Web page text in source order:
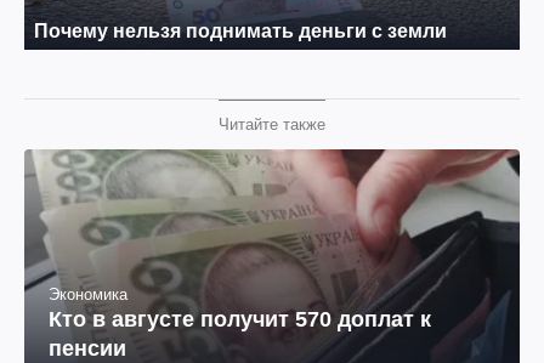
Читайте также
Экономика
Кто в августе получит 570 доплат к
пенсии